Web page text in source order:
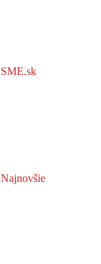
SME.sk
Najnovšie